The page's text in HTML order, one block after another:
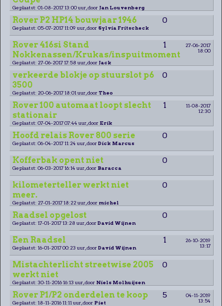
Geplaatst: 01-08-2017 13:00 uur, door Jan Louvenberg
Rover P2 HP14 bouwjaar 1946 0
Geplaatst: 05-07-2017 11:09 uur, door Sylvia Fritscheck
Rover 416si Stand
Nokkenassen/Krukas/inspuitmoment
1
27-06-2017
18:00
Geplaatst: 27-06-2017 17:58 uur, door Jack
verkeerde blokje op stuurslot p6
3500
0
Geplaatst: 20-06-2017 18:01 uur, door Theo
Rover 100 automaat loopt slecht
stationair
1
11-08-2017
12:30
Geplaatst: 07-04-2017 07:44 uur, door Erik
Hoofd relais Rover 800 serie 0
Geplaatst: 06-04-2017 11:24 uur, door Dick Marcus
Kofferbak opent niet 0
Geplaatst: 06-03-2017 16:14 uur, door Baracca
kilometerteller werkt niet
meer.
0
Geplaatst: 27-01-2017 18:22 uur, door michel
Raadsel opgelost 0
Geplaatst: 17-01-2017 13:28 uur, door David Wijnen
Een Raadsel 1
26-10-2019
13:17
Geplaatst: 16-01-2017 00:23 uur, door David Wijnen
Mistachterlicht streetwise 2005
werkt niet
0
Geplaatst: 30-11-2016 16:13 uur, door Niels Molhuijsen
Rover P1/P2 onderdelen te koop 5
04-11-2019
13:54
Geplaatst: 18-11-2016 11:11 uur, door Piet